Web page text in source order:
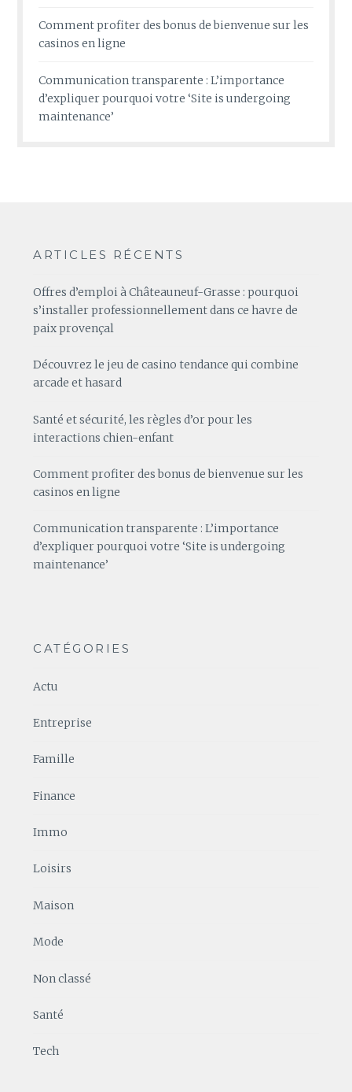
Comment profiter des bonus de bienvenue sur les
casinos en ligne
Communication transparente : L’importance
d’expliquer pourquoi votre ‘Site is undergoing
maintenance’
ARTICLES RÉCENTS
Offres d’emploi à Châteauneuf-Grasse : pourquoi
s’installer professionnellement dans ce havre de
paix provençal
Découvrez le jeu de casino tendance qui combine
arcade et hasard
Santé et sécurité, les règles d’or pour les
interactions chien-enfant
Comment profiter des bonus de bienvenue sur les
casinos en ligne
Communication transparente : L’importance
d’expliquer pourquoi votre ‘Site is undergoing
maintenance’
CATÉGORIES
Actu
Entreprise
Famille
Finance
Immo
Loisirs
Maison
Mode
Non classé
Santé
Tech